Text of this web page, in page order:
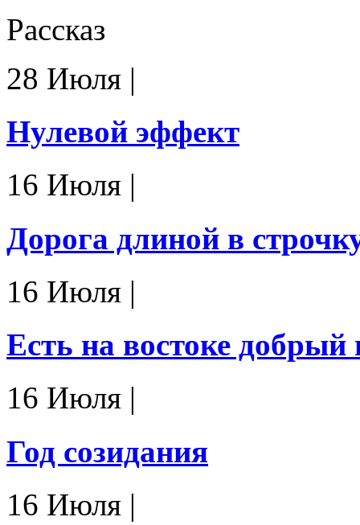
Рассказ
28 Июля |
Нулевой эффект
16 Июля |
Дорога длиной в
16 Июля |
Есть на востоке добрый
16 Июля |
Год созидания
16 Июля |